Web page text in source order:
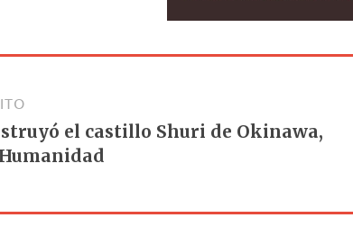
el castillo Shuri de Okinawa,